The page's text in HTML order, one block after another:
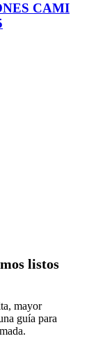
CAMI
listos
mayor
guía para